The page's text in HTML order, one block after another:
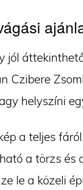
jól
Czibere
helyszíni
a teljes
a törzs és
le a közeli